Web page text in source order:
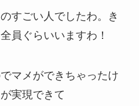
すごい人でしたわ。き
員ぐらいいますわ！
マメができちゃったけ
実現できて